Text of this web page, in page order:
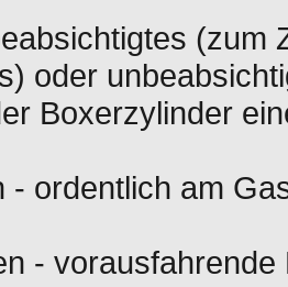
(zum
oder
Boxerzylinder
- ordentlich am
- vorausfahrende